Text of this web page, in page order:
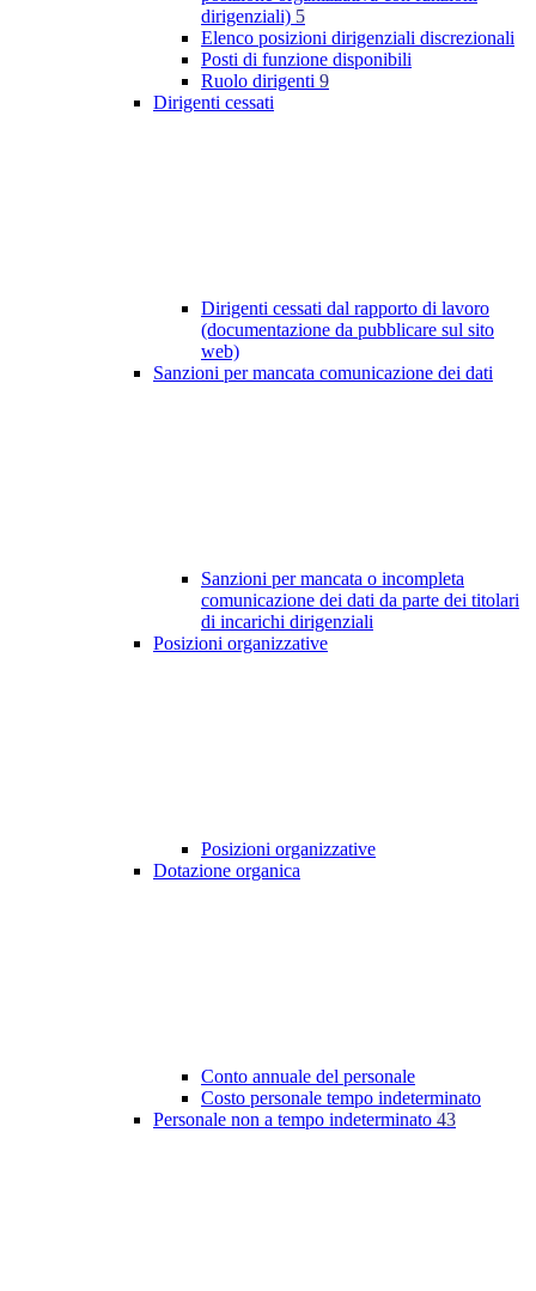
dirigenziali) 5
Elenco posizioni dirigenziali discrezionali
Posti di funzione disponibili
Ruolo dirigenti 9
Dirigenti cessati
Dirigenti cessati dal rapporto di lavoro
(documentazione da pubblicare sul sito
web)
Sanzioni per mancata comunicazione dei dati
Sanzioni per mancata o incompleta
comunicazione dei dati da parte dei titolari
di incarichi dirigenziali
Posizioni organizzative
Posizioni organizzative
Dotazione organica
Conto annuale del personale
Costo personale tempo indeterminato
Personale non a tempo indeterminato 43